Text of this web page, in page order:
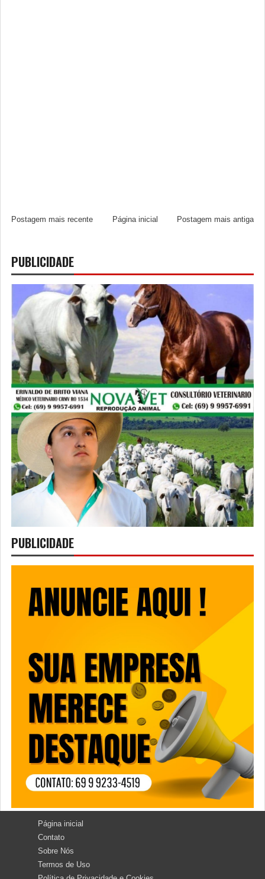
Postagem mais recente Postagem mais antiga
Página inicial
PUBLICIDADE
PUBLICIDADE
Página inicial
Contato
Sobre Nós
Termos de Uso